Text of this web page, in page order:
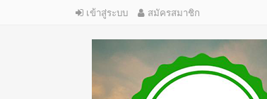
เข้าสู่ระบบ สมัครสมาชิก